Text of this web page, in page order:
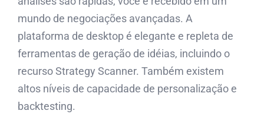
mundo de negociações avançadas. A
plataforma de desktop é elegante e repleta de
ferramentas de geração de idéias, incluindo o
recurso Strategy Scanner. Também existem
altos níveis de capacidade de personalização e
backtesting.